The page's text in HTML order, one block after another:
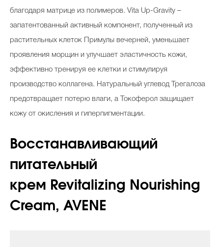
благодаря матрице из полимеров. Vita Up-Gravity –
запатентованный активный компонент, полученный из
растительных клеток Примулы вечерней, уменьшает
проявления морщин и улучшает эластичность кожи,
эффективно тренируя ее клетки и стимулируя
производство коллагена. Натуральный углевод Трегалоза
предотвращает потерю влаги, а Токоферол защищает
кожу от окисления и гиперпигментации.
Восстанавливающий
питательный
крем Revitalizing Nourishing
Cream, AVENE